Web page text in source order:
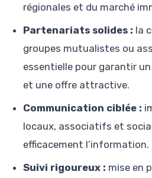
régionales et du marché
Partenariats solides : la
groupes mutualistes ou
essentielle pour garantir
et une offre attractive.
Communication ciblée :
locaux, associatifs et
efficacement l’information.
Suivi rigoureux : mise en